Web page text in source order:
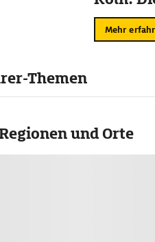
Mehr
Themen
und Orte